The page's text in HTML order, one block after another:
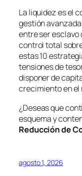
La liquidez es el
gestión
entre ser esclavo
control total
estas 10
tensiones de
disponer de
crecimiento en
¿Deseas que
esquema y
Reducción de
agosto 1, 2026